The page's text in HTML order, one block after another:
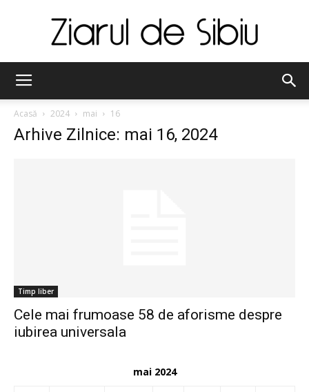
de
Acasă 2024 mai 16
Arhive Zilnice: mai 16, 2024
Timp liber
Cele mai frumoase 58 de aforisme despre
iubirea universala
mai 2024